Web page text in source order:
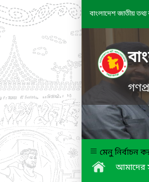
বাংলাদেশ জাতীয় তথ্য
মেনু নির্বাচন
আমাদের